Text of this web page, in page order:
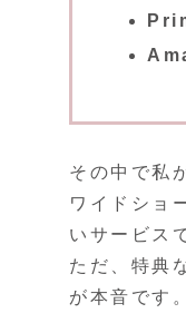
その中で私
ワイドショ
いサービス
ただ、特典
が本音です。